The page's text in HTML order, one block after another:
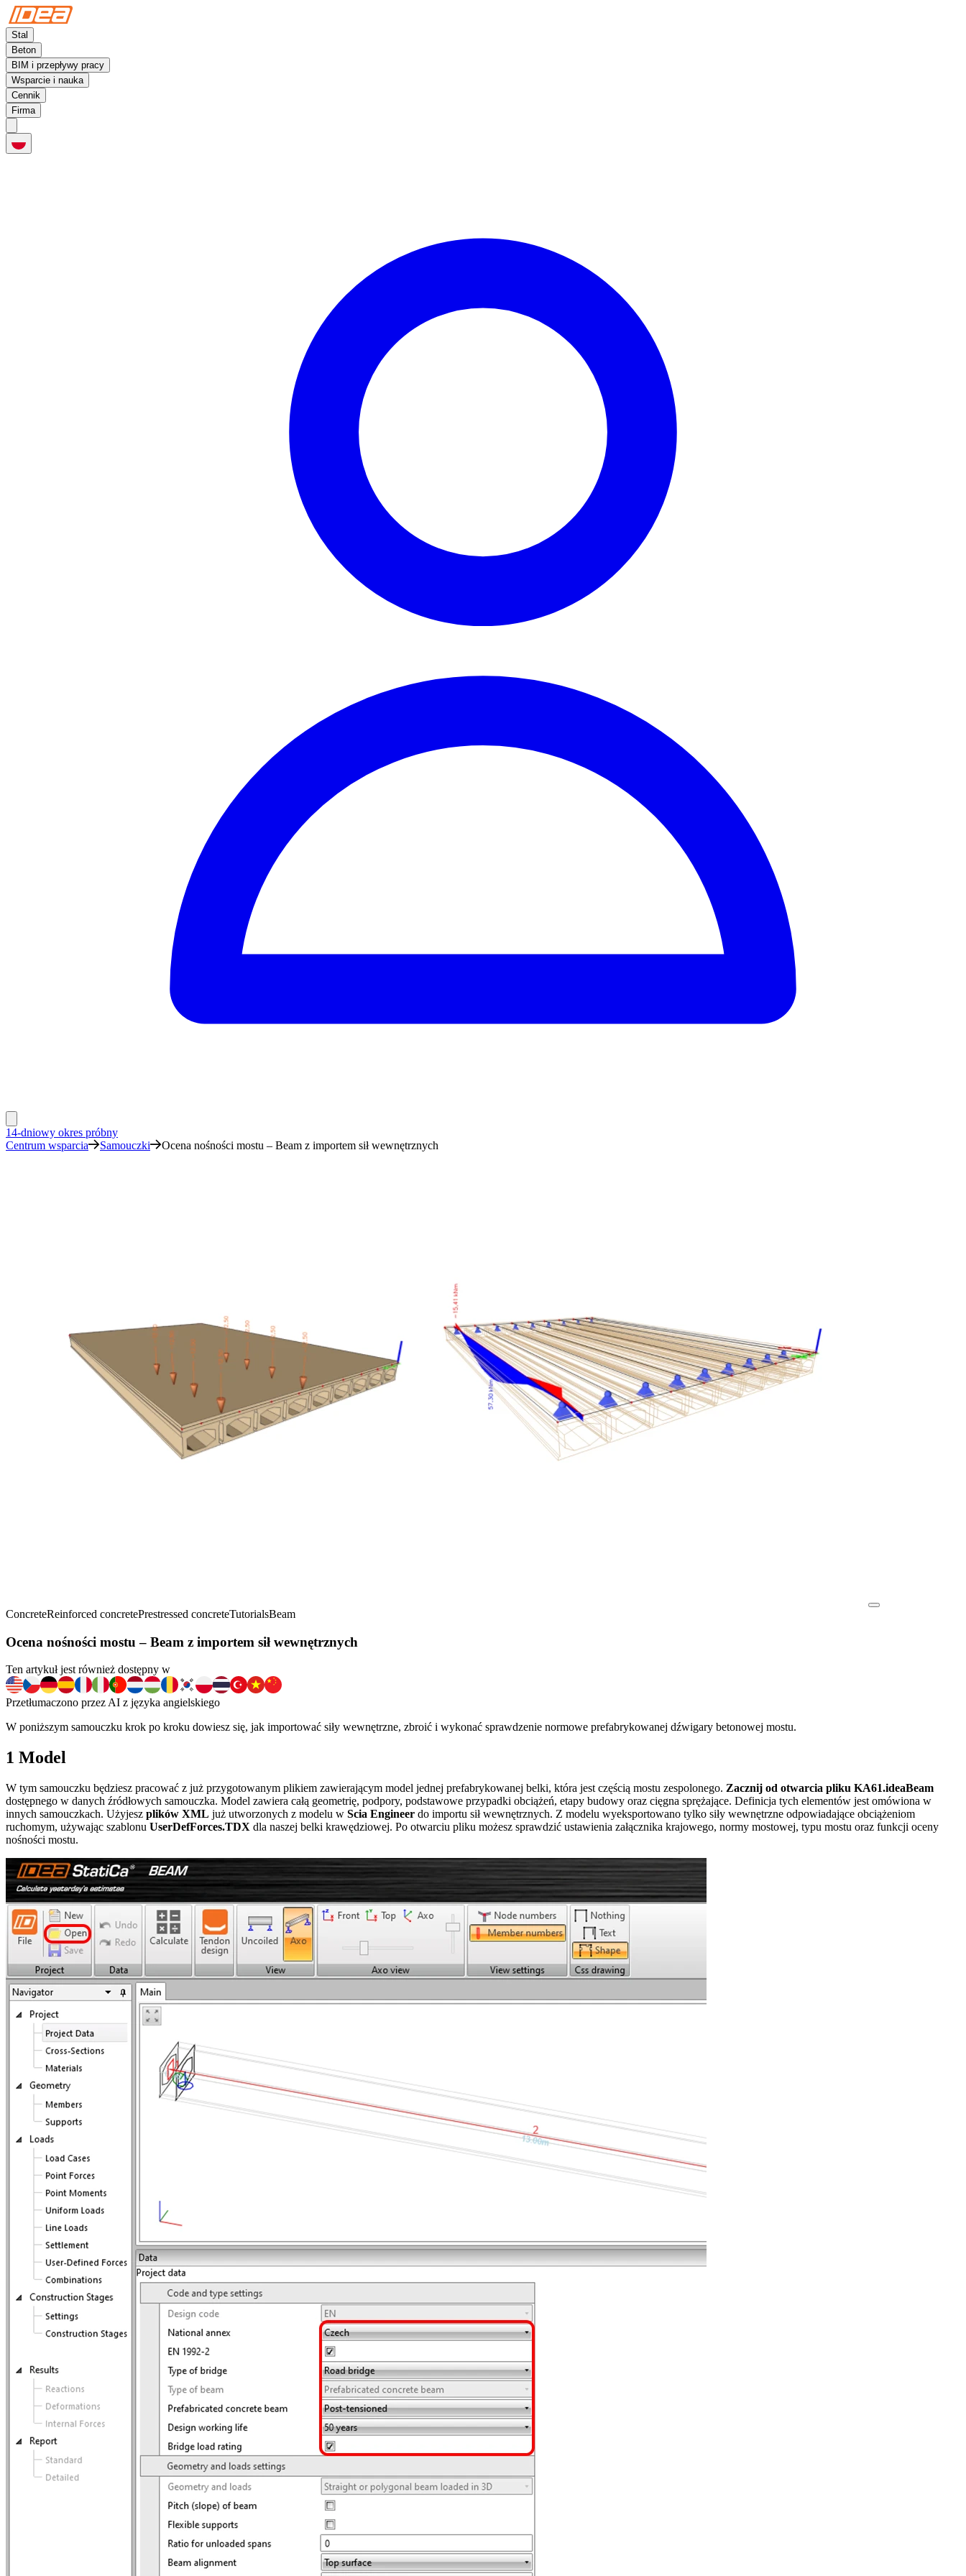
Stal
Beton
BIM i przepływy pracy
Wsparcie i nauka
Cennik
Firma
14-dniowy okres próbny
Centrum wsparcia
Samouczki Ocena nośności mostu – Beam z importem sił wewnętrznych
ConcreteReinforced concretePrestressed concreteTutorialsBeam
Ocena nośności mostu – Beam z importem sił wewnętrznych
Ten artykuł jest również dostępny w
Przetłumaczono przez AI z języka angielskiego
W poniższym samouczku krok po kroku dowiesz się, jak importować siły wewnętrzne, zbroić i wykonać sprawdzenie normowe prefabrykowanej dźwigary betonowej mostu.
1 Model
W tym samouczku będziesz pracować z już przygotowanym plikiem zawierającym model jednej prefabrykowanej belki, która jest częścią mostu zespolonego. Zacznij od otwarcia pliku KA61.ideaBeam
dostępnego w danych źródłowych samouczka. Model zawiera całą geometrię, podpory, podstawowe przypadki obciążeń, etapy budowy oraz cięgna sprężające. Definicja tych elementów jest omówiona w
innych samouczkach. Użyjesz plików XML już utworzonych z modelu w Scia Engineer do importu sił wewnętrznych. Z modelu wyeksportowano tylko siły wewnętrzne odpowiadające obciążeniom
ruchomym, używając szablonu UserDefForces.TDX dla naszej belki krawędziowej. Po otwarciu pliku możesz sprawdzić ustawienia załącznika krajowego, normy mostowej, typu mostu oraz funkcji oceny
nośności mostu.